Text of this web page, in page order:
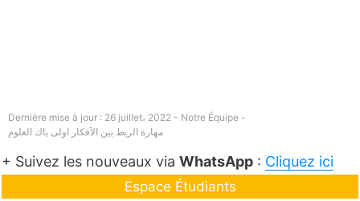
Dernière mise à jour : 26 juillet، 2022 - Notre Équipe -
مهارة الربط بين الأفكار اولى باك العلوم
+ Suivez les nouveaux via WhatsApp : Cliquez ici
Espace Étudiants